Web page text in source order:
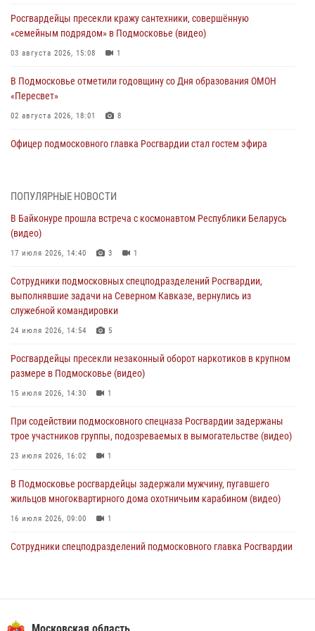
Росгвардейцы пресекли кражу сантехники, совершённую
«семейным подрядом» в Подмосковье (видео)
03 августа 2026, 15:08 1
В Подмосковье отметили годовщину со Дня образования ОМОН
«Пересвет»
02 августа 2026, 18:01 8
Офицер подмосковного главка Росгвардии стал гостем эфира
крупную сумму в Подмосковье
31 июля 2026, 13:00
действиях в Подмосковье (видео)
31 июля 2026, 09:00
В Главном управлении Росгвардии по Московской области
образования региональной общественной организации ветеранов
войск правопорядка (видео)
30 июля 2026, 13:00 5
Росгвардейцы задержали нетрезвую автоледи в Подмосковье
30 июля 2026, 08:00 1
ПОПУЛЯРНЫЕ НОВОСТИ
В Байконуре прошла встреча с космонавтом Республики Беларусь
(видео)
17 июля 2026, 14:40 3 1
Сотрудники подмосковных спецподразделений Росгвардии,
выполнявшие задачи на Северном Кавказе, вернулись из
служебной командировки
24 июля 2026, 14:54 5
Росгвардейцы пресекли незаконный оборот наркотиков в крупном
размере в Подмосковье (видео)
15 июля 2026, 14:30 1
При содействии подмосковного спецназа Росгвардии задержаны
трое участников группы, подозреваемых в вымогательстве (видео)
23 июля 2026, 16:02 1
В Подмосковье росгвардейцы задержали мужчину, пугавшего
жильцов многоквартирного дома охотничьим карабином (видео)
16 июля 2026, 09:00 1
Сотрудники спецподразделений подмосковного главка Росгвардии
федеральном розыске (видео)